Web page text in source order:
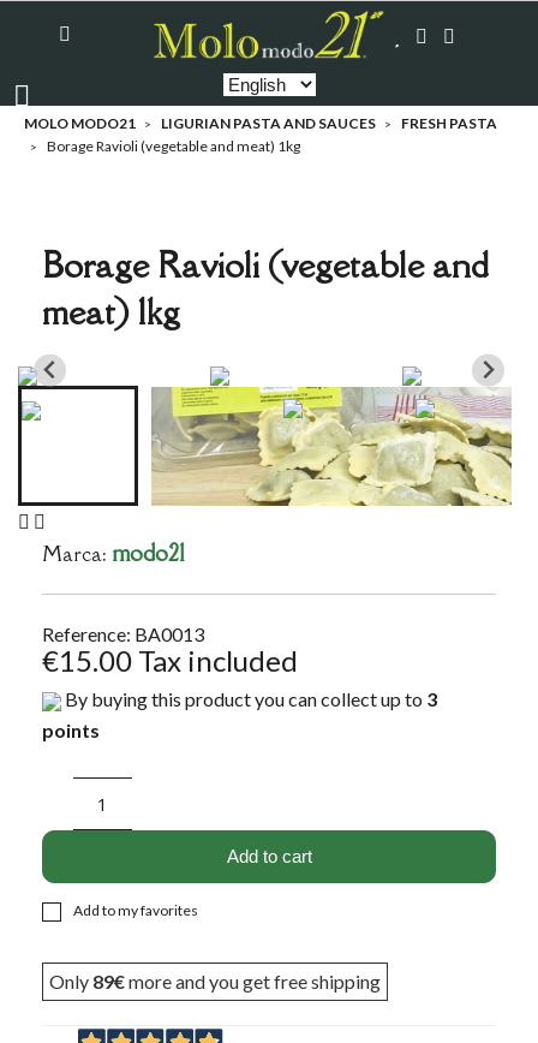
MOLO MODO21 LIGURIAN PASTA AND SAUCES
FRESH PASTA
Borage Ravioli (vegetable and meat) 1kg
Borage Ravioli (vegetable and
meat) 1kg
Marca: modo21
Reference: BA0013
€15.00 Tax included
By buying this product you can collect up to 3
points
Add to cart
Add to my favorites
Only 89€more and you get free shipping